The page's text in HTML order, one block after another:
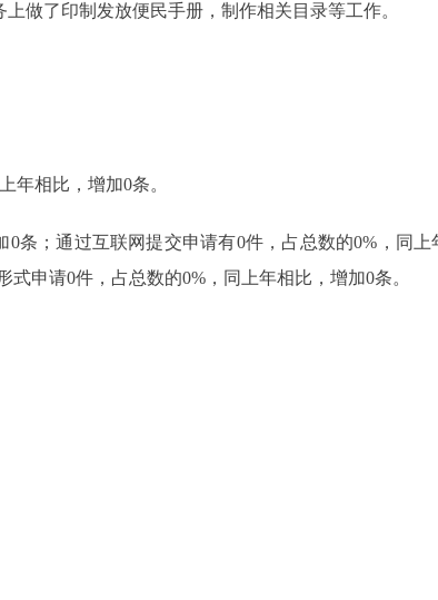
做了印制发放便民手册，制作相关目录等工作。
年相比，增加0条。
条；通过互联网提交申请有0件，占总数的0%，同
申请0件，占总数的0%，同上年相比，增加0条。